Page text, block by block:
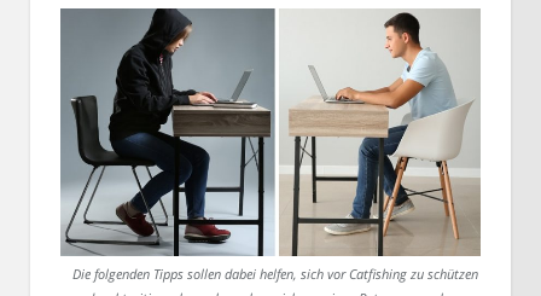
Die folgenden Tipps sollen dabei helfen, sich vor Catfishing zu schützen